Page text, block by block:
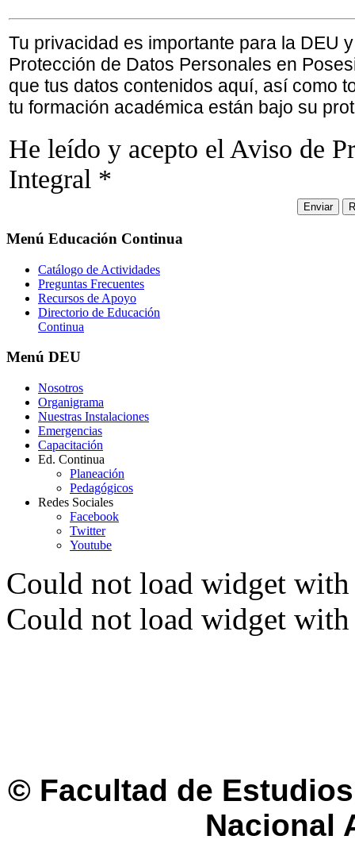
Tu privacidad es importante para la DEU
Protección de Datos Personales en
que tus datos contenidos aquí, así como
tu formación académica están bajo su
He leído y acepto el Aviso de
Integral *
Menú Educación Continua
Catálogo de Actividades
Preguntas Frecuentes
Recursos de Apoyo
Directorio de Educación
Continua
Menú DEU
Nosotros
Organigrama
Nuestras Instalaciones
Emergencias
Capacitación
Ed. Continua
Planeación
Pedagógicos
Redes Sociales
Facebook
Twitter
Youtube
Could not load widget
Could not load widget
© Facultad de
Nacional